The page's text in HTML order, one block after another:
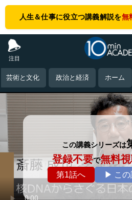
人生＆仕事に役立つ講義解説を無
注目
芸術と文化 政治と経済 ホーム
この講義シリーズは
登録不要で無料
第1話へ ▶ この